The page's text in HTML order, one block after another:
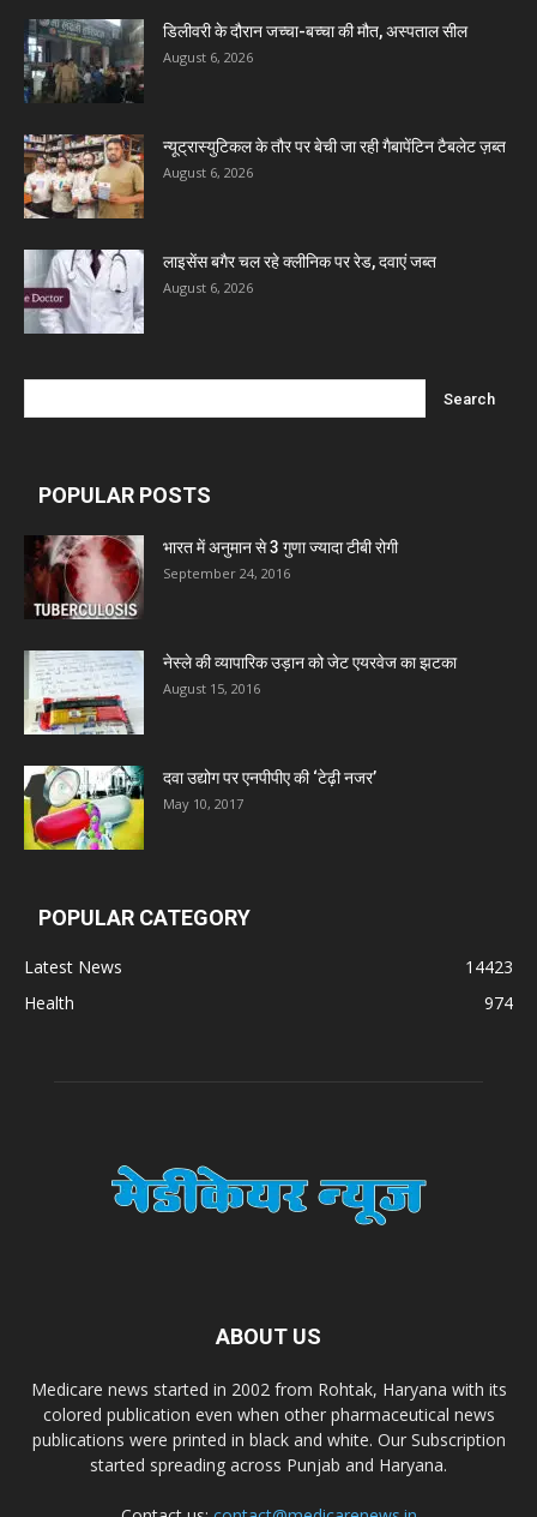
Invision Pharma Limited
Ben Pharmaceuticals
Mcneil & Argus Pharmaceuticals Limited
Nitin Lifesciences Ltd.
Leeford Healthcare Ltd
Admac Group Companies
Deep Shree Pharmaceuticals
Zumentes Healthcare
Digital Vision
Sat Jinda Kalyana Pharmacy
Carewell Ayurveda
Dr. Madhukar Pharmaceuticals (P) Ltd
Domagk Smith Labs Pvt Ltd
डिलीवरी के दौरान जच्चा-बच्चा की मौत, अस्पताल सील
August 6, 2026
न्यूट्रास्युटिकल के तौर पर बेची जा रही गैबापेंटिन टैबलेट ज़ब्त
August 6, 2026
लाइसेंस बगैर चल रहे क्लीनिक पर रेड, दवाएं जब्त
August 6, 2026
POPULAR POSTS
भारत में अनुमान से 3 गुणा ज्यादा टीबी रोगी
September 24, 2016
नेस्ले की व्यापारिक उड़ान को जेट एयरवेज का झटका
August 15, 2016
दवा उद्योग पर एनपीपीए की ‘टेढ़ी नजर’
May 10, 2017
POPULAR CATEGORY
Latest News
14423
Health
974
ABOUT US
Medicare news started in 2002 from Rohtak, Haryana with its
colored publication even when other pharmaceutical news
publications were printed in black and white. Our Subscription
started spreading across Punjab and Haryana.